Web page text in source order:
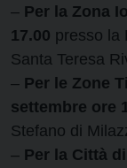
– Per la Zona
17.00 presso la
Santa Teresa
– Per le Zone
settembre ore
Stefano di
– Per la Città